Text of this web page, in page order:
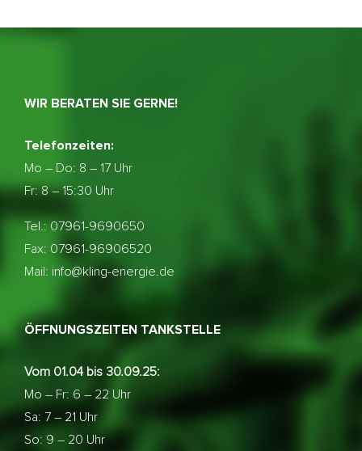
WIR BERATEN SIE GERNE!
Telefonzeiten:
Mo – Do: 8 – 17 Uhr
Fr: 8 – 15:30 Uhr
Tel.: 07961-9690650
Fax: 07961-96906520
Mail: info@kling-energie.de
ÖFFNUNGSZEITEN TANKSTELLE
Vom 01.04 bis 30.09.25:
Mo – Fr: 6 – 22 Uhr
Sa: 7 – 21 Uhr
So: 9 – 20 Uhr